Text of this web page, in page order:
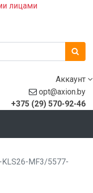
лицами
Аккаунт
opt@axion.by
+375 (29) 570-92-46
MF3/5577-